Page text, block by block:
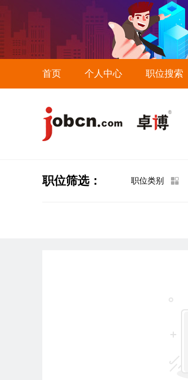
首页 个人中心 职位搜索
职位筛选： 职位类别